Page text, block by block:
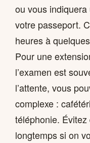
ou vous
votre passeport.
heures à
Pour une
l’examen est
l’attente, vous
complexe :
téléphonie.
longtemps si on